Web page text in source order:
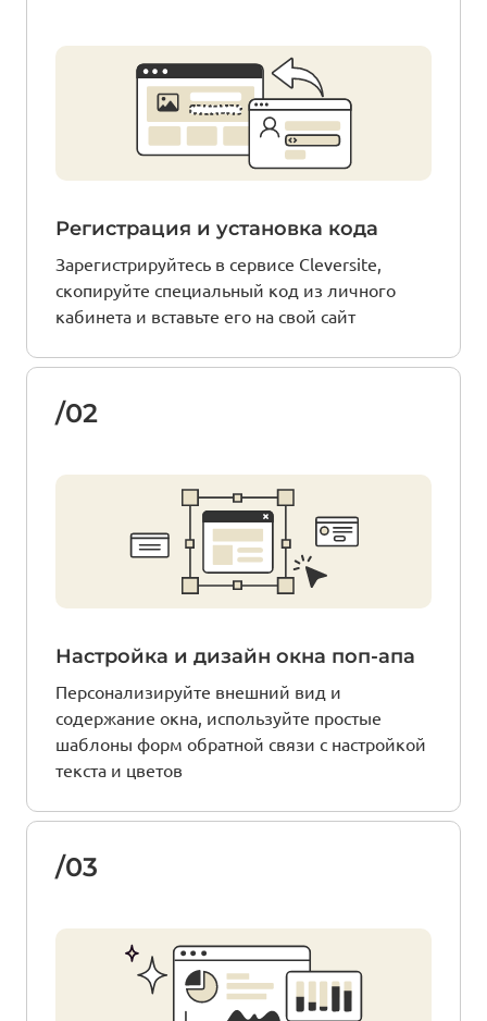
Регистрация и установка кода
Зарегистрируйтесь в сервисе Cleversite,
скопируйте специальный код из личного
кабинета и вставьте его на свой сайт
/02
Настройка и дизайн окна поп-апа
Персонализируйте внешний вид и
содержание окна, используйте простые
шаблоны форм обратной связи с настройкой
текста и цветов
/03